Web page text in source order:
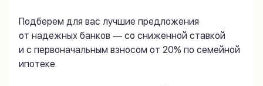
Подберем для вас лучшие предложения
от надежных банков — со сниженной ставкой
и с первоначальным взносом от 20% по семейной
ипотеке.